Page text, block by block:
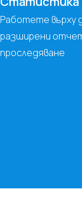
Работете върху
разширени
проследяване